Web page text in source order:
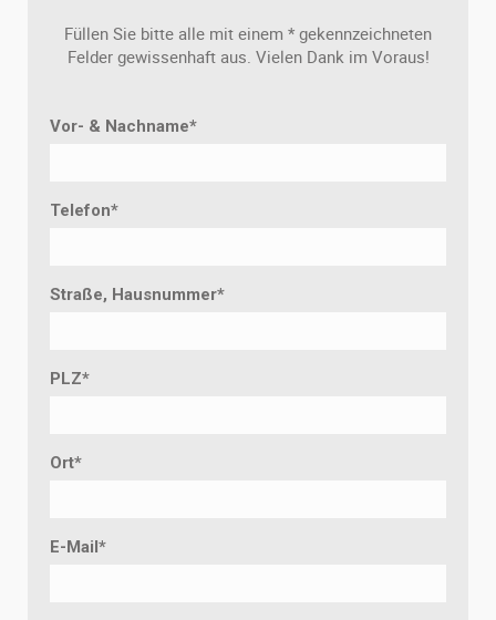
Füllen Sie bitte alle mit einem * gekennzeichneten
Felder gewissenhaft aus. Vielen Dank im Voraus!
Vor- & Nachname*
Telefon*
Straße, Hausnummer*
PLZ*
Ort*
E-Mail*